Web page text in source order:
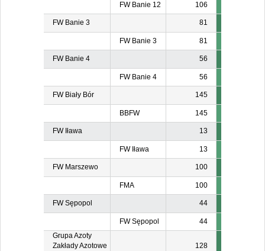
FW Banie 12 106
FW Banie 3 81
FW Banie 3 81
FW Banie 4 56
FW Banie 4 56
FW Biały Bór 145
BBFW 145
FW Iława 13
FW Iława 13
FW Marszewo 100
FMA 100
FW Sępopol 44
FW Sępopol
44
Grupa Azoty
Zakłady Azotowe
128